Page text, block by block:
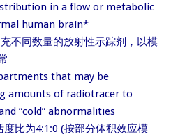
in a flow or metabolic
human brain*
不同数量的放射性示踪剂，以模
that may be
amounts of radiotracer to
“cold” abnormalities
比为4:1:0 (按部分体积效应模